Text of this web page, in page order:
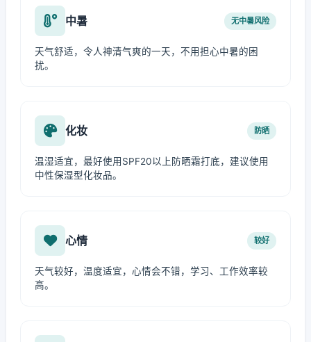
中暑 无中暑风险
天气舒适，令人神清气爽的一天，不用担心中暑的困
扰。
化妆 防晒
温湿适宜，最好使用SPF20以上防晒霜打底，建议使用
中性保湿型化妆品。
心情 较好
天气较好，温度适宜，心情会不错，学习、工作效率较
高。